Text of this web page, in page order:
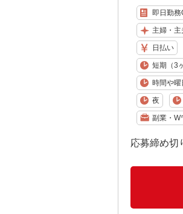
即日勤務
主婦・主
日払い
短期（3
時間や曜
夜
副業・W
応募締め切